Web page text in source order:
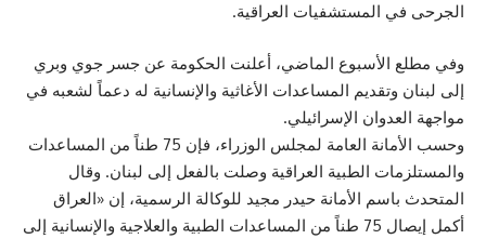
الجرحى في المستشفيات العراقية.
وفي مطلع الأسبوع الماضي، أعلنت الحكومة عن جسر جوي وبري
إلى لبنان وتقديم المساعدات الأغاثية والإنسانية له دعماً لشعبه في
مواجهة العدوان الإسرائيلي.
وحسب الأمانة العامة لمجلس الوزراء، فإن 75 طناً من المساعدات
والمستلزمات الطبية العراقية وصلت بالفعل إلى لبنان. وقال
المتحدث باسم الأمانة حيدر مجيد للوكالة الرسمية، إن «العراق
أكمل إيصال 75 طناً من المساعدات الطبية والعلاجية والإنسانية إلى